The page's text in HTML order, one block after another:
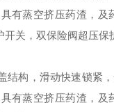
具有蒸空挤压药渣，及
开关，双保险阀超压保
结构，滑动快速锁紧
具有蒸空挤压药渣，及